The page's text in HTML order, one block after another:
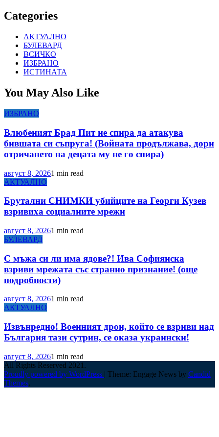
Categories
АКТУАЛНО
БУЛЕВАРД
ВСИЧКО
ИЗБРАНО
ИСТИНАТА
You May Also Like
ИЗБРАНО
Влюбеният Брад Пит не спира да атакува
бившата си съпруга! (Войната продължава, дори
отричането на децата му не го спира)
август 8, 20261 min read
АКТУАЛНО
Брутални СНИМКИ убийците на Георги Кузев
взривиха социалните мрежи
август 8, 20261 min read
БУЛЕВАРД
С мъжа си ли има ядове?! Ива Софиянска
взриви мрежата със странно признание! (още
подробности)
август 8, 20261 min read
АКТУАЛНО
Извънредно! Военният дрон, който се взриви над
България тази сутрин, се оказа украински!
август 8, 20261 min read
All Rights Reserved 2021.
Proudly powered by WordPress | Theme: Engage News by Candid
Themes.